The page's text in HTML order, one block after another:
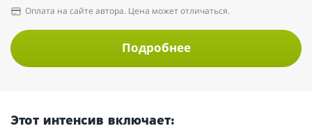
Оплата на сайте автора. Цена может отличаться.
Подробнее
Этот интенсив включает: